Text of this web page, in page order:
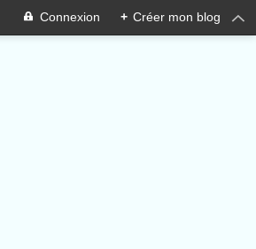
Connexion + Créer mon blog